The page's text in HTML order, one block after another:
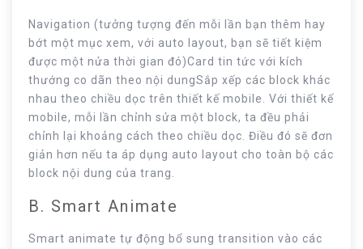
Navigation (tưởng tượng đến mỗi lần bạn thêm hay
bớt một mục xem, với auto layout, bạn sẽ tiết kiệm
được một nửa thời gian đó)Card tin tức với kích
thướng co dãn theo nội dungSắp xếp các block khác
nhau theo chiều dọc trên thiết kế mobile. Với thiết kế
mobile, mỗi lần chỉnh sửa một block, ta đều phải
chỉnh lại khoảng cách theo chiều dọc. Điều đó sẽ đơn
giản hơn nếu ta áp dụng auto layout cho toàn bộ các
block nội dung của trang.
B. Smart Animate
Smart animate tự động bổ sung transition vào các